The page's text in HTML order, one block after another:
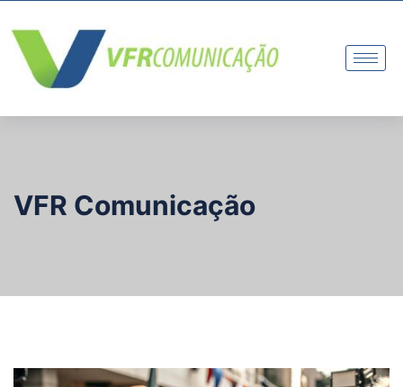
VFR Comunicação